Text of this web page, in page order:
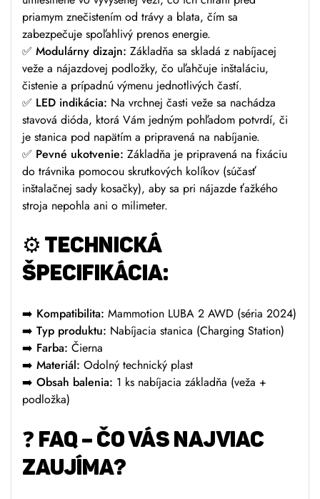
priamym znečistením od trávy a blata, čím sa
zabezpečuje spoľahlivý prenos energie.
✅ Modulárny dizajn: Základňa sa skladá z nabíjacej
veže a nájazdovej podložky, čo uľahčuje inštaláciu,
čistenie a prípadnú výmenu jednotlivých častí.
✅ LED indikácia: Na vrchnej časti veže sa nachádza
stavová dióda, ktorá Vám jedným pohľadom potvrdí, či
je stanica pod napätím a pripravená na nabíjanie.
✅ Pevné ukotvenie: Základňa je pripravená na fixáciu
do trávnika pomocou skrutkových kolíkov (súčasť
inštalačnej sady kosačky), aby sa pri nájazde ťažkého
stroja nepohla ani o milimeter.
⚙️ TECHNICKÁ
ŠPECIFIKÁCIA:
➡️ Kompatibilita: Mammotion LUBA 2 AWD (séria 2024)
➡️ Typ produktu: Nabíjacia stanica (Charging Station)
➡️ Farba: Čierna
➡️ Materiál: Odolný technický plast
➡️ Obsah balenia: 1 ks nabíjacia základňa (veža +
podložka)
❓ FAQ – ČO VÁS NAJVIAC
ZAUJÍMA?